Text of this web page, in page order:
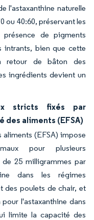
l'astaxanthine naturelle
ou 40:60, préservant les
de pigments
intrants, bien que cette
retour de bâton des
ingrédients devient un
stricts fixés par
aliments (EFSA)
aliments (EFSA) impose
pour plusieurs
25 milligrammes par
dans les régimes
des poulets de chair, et
l'astaxanthine dans
limite la capacité des